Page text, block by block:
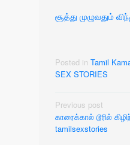
சூத்து முழுவதும்
Posted in Tamil
SEX STORIES
Post
navigation
Previous post
காரைக்கால் டூரில்
tamilsexstories